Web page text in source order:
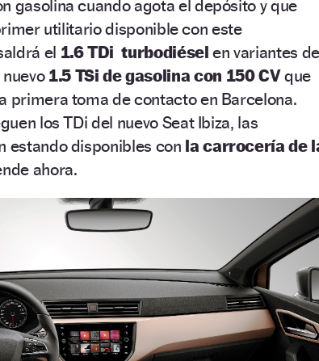
gasolina cuando agota el depósito y que
utilitario disponible con este
el 1.6 TDi turbodiésel en variantes de
1.5 TSi de gasolina con 150 CVque
primera toma de contacto en Barcelona.
los TDi del nuevo Seat Ibiza, las
estando disponibles con la carrocería de
ahora.